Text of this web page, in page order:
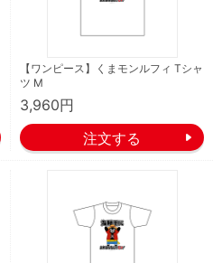
【ワンピース】くまモンルフィ Tシャ
ツ M
3,960円